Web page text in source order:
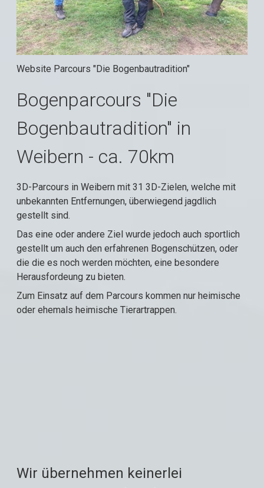
Website Parcours "Die Bogenbautradition"
Bogenparcours "Die
Bogenbautradition" in
Weibern - ca. 70km
3D-Parcours in Weibern mit 31 3D-Zielen, welche mit
unbekannten Entfernungen, überwiegend jagdlich
gestellt sind.
Das eine oder andere Ziel wurde jedoch auch sportlich
gestellt um auch den erfahrenen Bogenschützen, oder
die die es noch werden möchten, eine besondere
Herausfordeung zu bieten.
Zum Einsatz auf dem Parcours kommen nur heimische
oder ehemals heimische Tierartrappen.
Wir übernehmen keinerlei